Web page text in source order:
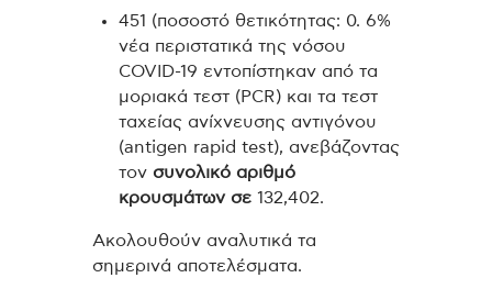
451 (ποσοστό θετικότητας: 0. 6%
νέα περιστατικά της νόσου
COVID-19 εντοπίστηκαν από τα
μοριακά τεστ (PCR) και τα τεστ
ταχείας ανίχνευσης αντιγόνου
(antigen rapid test), ανεβάζοντας
τον συνολικό αριθμό
κρουσμάτων σε 132,402.
Ακολουθούν αναλυτικά τα
σημερινά αποτελέσματα.